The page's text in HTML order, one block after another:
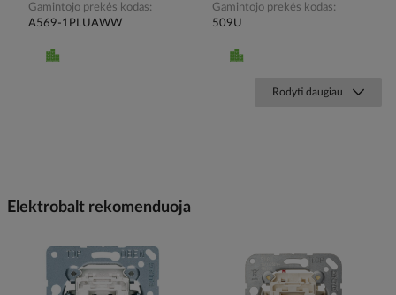
Gamintojo prekės kodas
A569-1PLUAWW
Gamintojo prekės kodas
509U
Rodyti daugiau
Elektrobalt rekomenduoja